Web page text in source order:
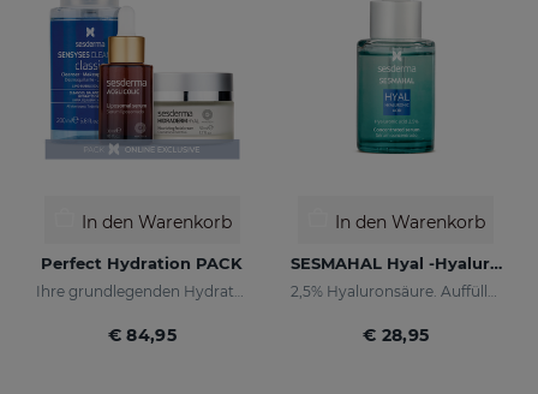
In den Warenkorb
Perfect Hydration PACK
Ihre grundlegenden Hydratationsprodukte in einer Pack
€ 84,95
In den Warenkorb
SESMAHAL Hyal -Hyaluronic Acid 2.5%
2,5% Hyaluronsäure. Auffüllendes konzentriertes Serum
€ 28,95